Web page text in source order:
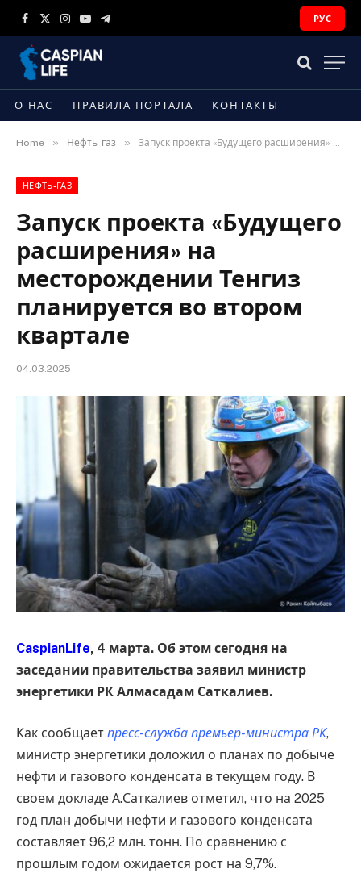
Facebook
X
Instagram
YouTubeTelegram
РУС
О НАС ПРАВИЛА ПОРТАЛА КОНТАКТЫ
Home » Нефть-газ » Запуск проекта «Будущего расширения» на месторождении Тенгиз планируется во втором квартале
НЕФТЬ-ГАЗ
Запуск проекта «Будущего
расширения» на
месторождении Тенгиз
планируется во втором
квартале
04.03.2025
CaspianLife, 4 марта. Об этом сегодня на
заседании правительства заявил министр
энергетики РК Алмасадам Саткалиев.
Как сообщает пресс-служба премьер-министра РК,
министр энергетики доложил о планах по добыче
нефти и газового конденсата в текущем году. В
своем докладе А.Саткалиев отметил, что на 2025
год план добычи нефти и газового конденсата
составляет 96,2 млн. тонн. По сравнению с
прошлым годом ожидается рост на 9,7%.